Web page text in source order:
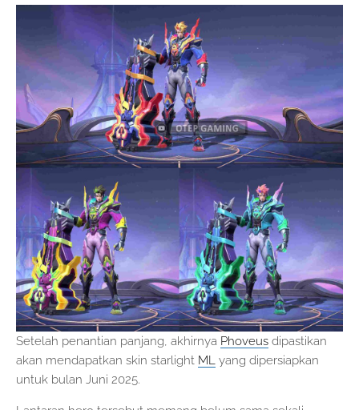
Setelah penantian panjang, akhirnya Phoveus dipastikan
akan mendapatkan skin starlight ML yang dipersiapkan
untuk bulan Juni 2025.